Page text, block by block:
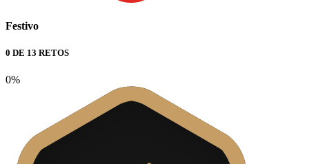
Festivo
0 DE 13 RETOS
0%